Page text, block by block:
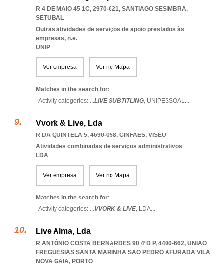
R 4 DE MAIO 45 1C, 2970-621, SANTIAGO SESIMBRA,
SETUBAL
Outras atividades de serviços de apoio prestados às
empresas, n.e.
UNIP
Ver empresa Ver no Mapa
Matches in the search for:
Activity categories: ...LIVE SUBTITLING, UNIPESSOAL...
Vvork & Live, Lda
R DA QUINTELA 5, 4690-058, CINFAES, VISEU
Atividades combinadas de serviços administrativos
LDA
Ver empresa Ver no Mapa
Matches in the search for:
Activity categories: ...VVORK & LIVE, LDA...
Live Alma, Lda
R ANTÓNIO COSTA BERNARDES 90 4ºD P, 4400-662, UNIAO
FREGUESIAS SANTA MARINHA SAO PEDRO AFURADA VILA
NOVA GAIA, PORTO